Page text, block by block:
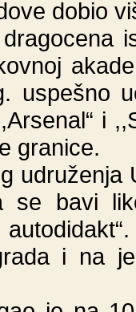
dobio
uspešno
i
granice.
se bavi
i na